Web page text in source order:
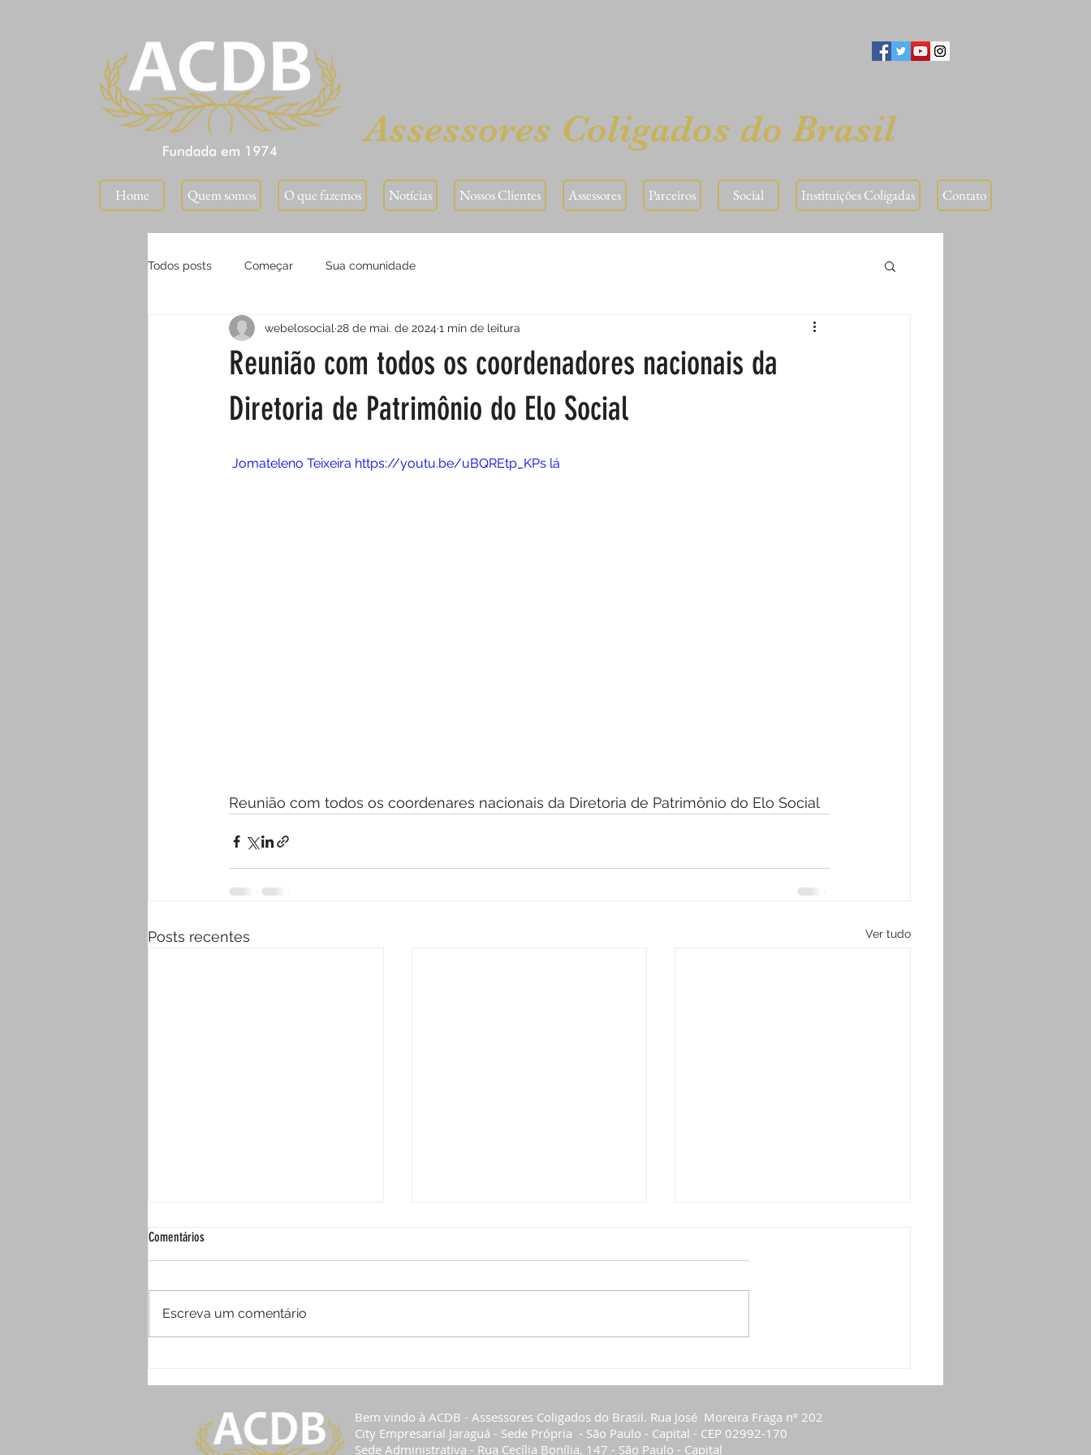
Assessores Coligados do Brasil
⠀Home⠀ Quem somos O que fazemos Notícias Nossos Clientes Assessores Parceiros ⠀Social⠀ Instituições Coligadas Contato
Todos posts Começar Sua comunidade
Reunião com todos os coordenadores nacionais da
Diretoria de Patrimônio do Elo Social
webelosocial 28 de mai. de 2024 1 min de leitura
Jomateleno Teixeira https://youtu.be/uBQREtp_KPs lá
Reunião com todos os coordenares nacionais da Diretoria de Patrimônio do Elo Social
Posts recentes Ver tudo
Comentários
Escreva um comentário
Bem vindo à ACDB - Assessores Coligados do Brasil. Rua José Moreira Fraga nº 202
City Empresarial Jaraguá - Sede Própria - São Paulo - Capital - CEP 02992-170
Sede Administrativa - Rua Cecília Bonília, 147 - São Paulo - Capital